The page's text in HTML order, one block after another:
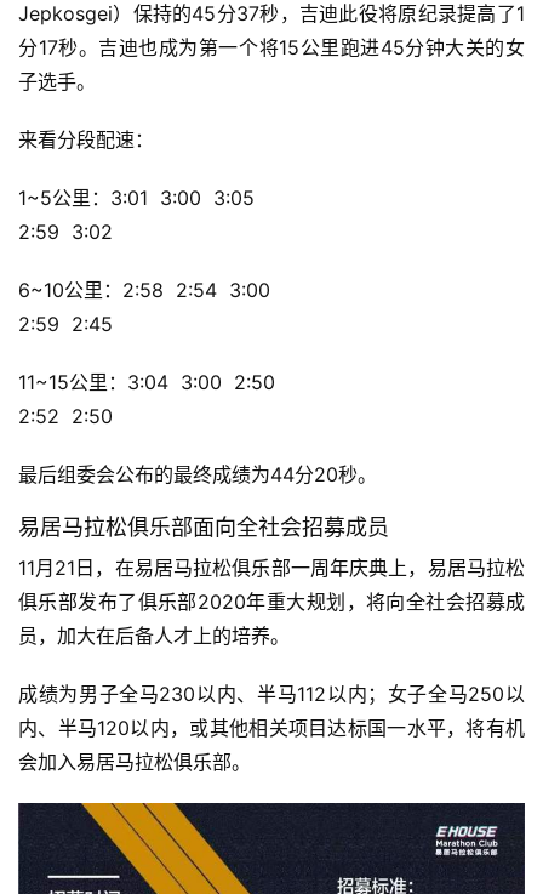
Jepkosgei）保持的45分37秒，吉迪此役将原纪录提高了1
分17秒。吉迪也成为第一个将15公里跑进45分钟大关的女
子选手。
来看分段配速：
1~5公里：3:01  3:00  3:05
2:59  3:02
6~10公里：2:58  2:54  3:00
2:59  2:45
11~15公里：3:04  3:00  2:50
2:52  2:50
最后组委会公布的最终成绩为44分20秒。
易居马拉松俱乐部面向全社会招募成员
11月21日，在易居马拉松俱乐部一周年庆典上，易居马拉松
俱乐部发布了俱乐部2020年重大规划，将向全社会招募成
员，加大在后备人才上的培养。
成绩为男子全马230以内、半马112以内；女子全马250以
内、半马120以内，或其他相关项目达标国一水平，将有机
会加入易居马拉松俱乐部。